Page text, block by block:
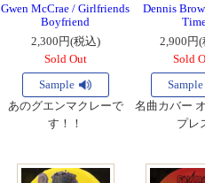
Gwen McCrae / Girlfriends
Boyfriend
2,300円(税込)
Sold Out
Sample
あのグエンマクレーで
す！！
Dennis
2,900円(
Sold
Sample
名曲カバー
プレ